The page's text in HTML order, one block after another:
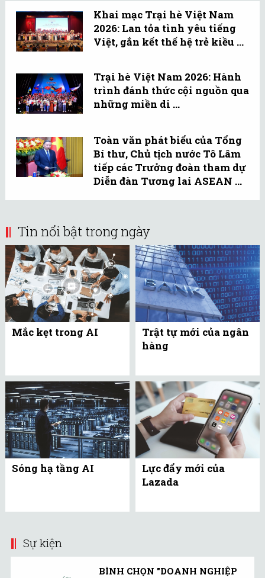
Khai mạc Trại hè Việt Nam
2026: Lan tỏa tình yêu tiếng
Việt, gắn kết thế hệ trẻ kiều ...
Trại hè Việt Nam 2026: Hành
trình đánh thức cội nguồn qua
những miền di ...
Toàn văn phát biểu của Tổng
Bí thư, Chủ tịch nước Tô Lâm
tiếp các Trưởng đoàn tham dự
Diễn đàn Tương lai ASEAN ...
Tin nổi bật trong ngày
Mắc kẹt trong AI
Trật tự mới của ngân
hàng
Sóng hạ tầng AI
Lực đẩy mới của
Lazada
Sự kiện
BÌNH CHỌN "DOANH NGHIỆP